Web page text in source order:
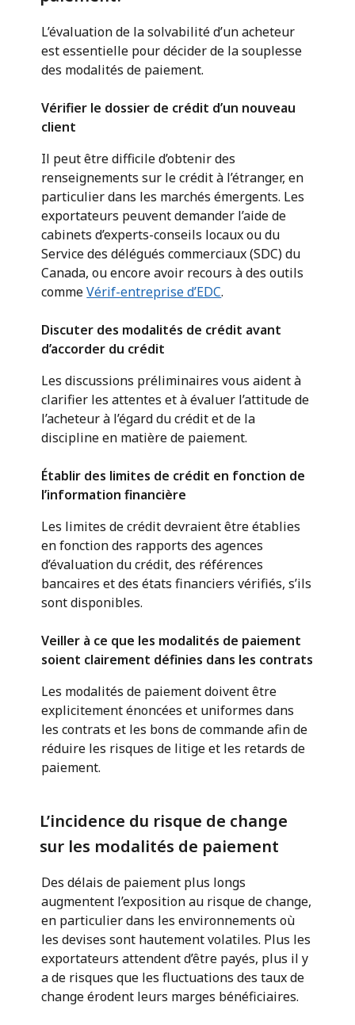
L’évaluation de la solvabilité d’un acheteur
est essentielle pour décider de la souplesse
des modalités de paiement.
Vérifier le dossier de crédit d’un nouveau
client
Il peut être difficile d’obtenir des
renseignements sur le crédit à l’étranger, en
particulier dans les marchés émergents. Les
exportateurs peuvent demander l’aide de
cabinets d’experts-conseils locaux ou du
Service des délégués commerciaux (SDC) du
Canada, ou encore avoir recours à des outils
commeVérif-entreprise d’EDC.
Discuter des modalités de crédit avant
d’accorder du crédit
Les discussions préliminaires vous aident à
clarifier les attentes et à évaluer l’attitude de
l’acheteur à l’égard du crédit et de la
discipline en matière de paiement.
Établir des limites de crédit en fonction de
l’information financière
Les limites de crédit devraient être établies
en fonction des rapports des agences
d’évaluation du crédit, des références
bancaires et des états financiers vérifiés, s’ils
sont disponibles.
Veiller à ce que les modalités de paiement
soient clairement définies dans les contrats
Les modalités de paiement doivent être
explicitement énoncées et uniformes dans
les contrats et les bons de commande afin de
réduire les risques de litige et les retards de
paiement.
L’incidence du risque de change
sur les modalités de paiement
Des délais de paiement plus longs
augmentent l’exposition au risque de change,
en particulier dans les environnements où
les devises sont hautement volatiles. Plus les
exportateurs attendent d’être payés, plus il y
a de risques que les fluctuations des taux de
change érodent leurs marges bénéficiaires.